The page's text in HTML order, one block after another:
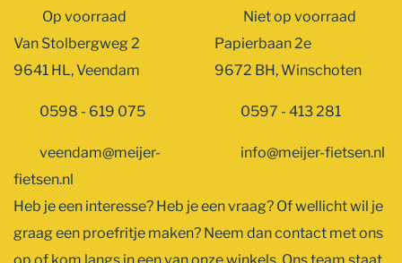
Op voorraad
Van Stolbergweg 2
9641 HL, Veendam
0598 - 619 075
veendam@meijer-
fietsen.nl
Niet op voorraad
Papierbaan 2e
9672 BH, Winschoten
0597 - 413 281
info@meijer-fietsen.nl
Heb je een interesse? Heb je een vraag? Of wellicht wil je
graag een proefritje maken? Neem dan contact met ons